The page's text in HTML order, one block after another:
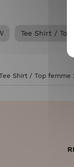
Tee Shirt / Top
Shirt / Top femme